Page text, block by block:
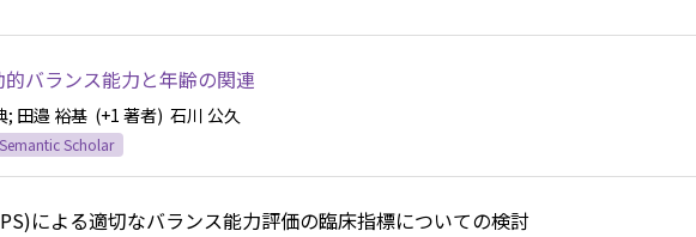
バランス能力と年齢の関連
; 田邉 裕基 (+1 著者) 石川 公久
Semantic Scholar
による適切なバランス能力評価の臨床指標についての検討